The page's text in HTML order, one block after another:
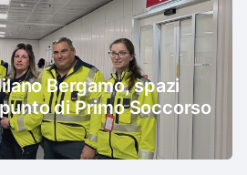
Bergamo, spazi
di Primo Soccorso